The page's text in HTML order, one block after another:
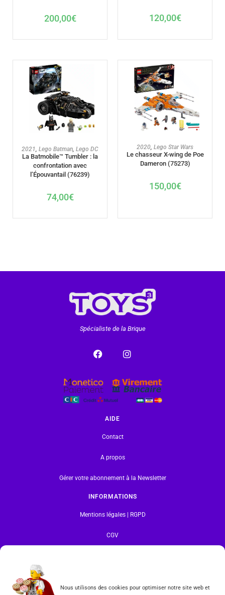
Nous utilisons des cookies pour optimiser notre site web et
200,00€ 120,00€
2021 Lego Batman Lego DC
La Batmobile™ Tumbler : la
confrontation avec
l’Épouvantail (76239)
74,00€
AJOUTER AU PANIER
2020, Lego Star Wars
Le chasseur X-wing de Poe
Dameron (75273)
150,00€
Spécialiste de la Brique
AIDE
Contact
A propos
Gérer votre abonnement à la Newsletter
INFORMATIONS
Mentions légales | RGPD
CGV
Tous les produits vendus sur ce site sont fabriqués par LEGO exclusivement. LEGO® est une
marque déposée par The LEGO Group. Les propriétaires des marques respectives citées sur le site